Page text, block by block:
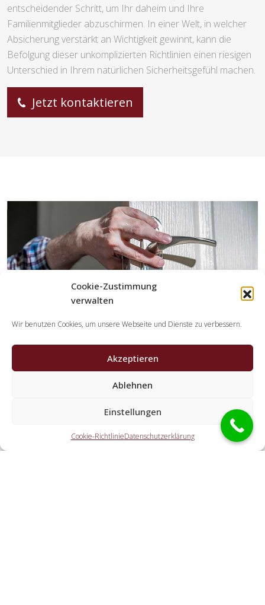
Cookie-Zustimmung
verwalten
Wir benutzen Cookies, um unsere Webseite und Dienste zu verbessern.
Akzeptieren
Ablehnen
Einstellungen
Cookie-RichtlinieDatenschutzerklärung
entscheidender Schritt, um Ihr daheim und Ihre
Familienmitglieder abzuschirmen. In einer Welt, in welcher
Absicherung verstärkt an Wichtigkeit gewinnt, kann die
Befolgung dieser unkomplizierten Richtlinien einen riesigen
Unterschied in Ihrem natürlichen Sicherheitsgefühl machen.
Jetzt kontaktieren
Welche Aufgaben erledigen die Kooperationspartner
Die Kooperationspartner erledigen alle Leistungen, welche